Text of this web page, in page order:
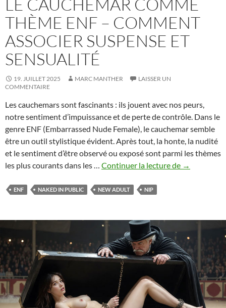
LE CAUCHEMAR COMME
THÈME ENF – COMMENT
ASSOCIER SUSPENSE ET
SENSUALITÉ
19. JUILLET 2025 MARC MANTHER
LAISSER UN
COMMENTAIRE
Les cauchemars sont fascinants : ils jouent avec nos peurs,
notre sentiment d’impuissance et de perte de contrôle. Dans le
genre ENF (Embarrassed Nude Female), le cauchemar semble
être un outil stylistique évident. Après tout, la honte, la nudité
et le sentiment d’être observé ou exposé sont parmi les thèmes
les plus courants dans les … Continuer la lecture de Le
Comment
associer
suspense
sensualité
→
ENF NAKED IN PUBLIC NEW ADULT NIP